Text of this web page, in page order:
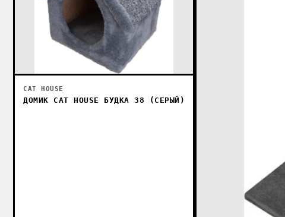
CAT HOUSE
ДОМИК CAT HOUSE БУДКА 38 (СЕРЫЙ)